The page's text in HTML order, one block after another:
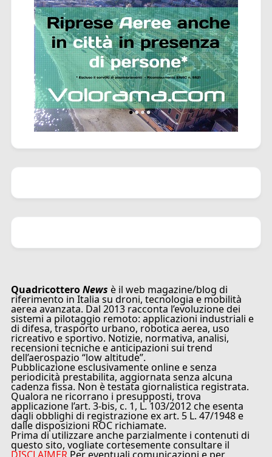
QuadricotteroNews è il web magazine/blog di
riferimento in Italia su droni, tecnologia e mobilità
aerea avanzata. Dal 2013 racconta l’evoluzione dei
sistemi a pilotaggio remoto: applicazioni industriali e
di difesa, trasporto urbano, robotica aerea, uso
ricreativo e sportivo. Notizie, normativa, analisi,
recensioni tecniche e anticipazioni sui trend
dell’aerospazio “low altitude”.
Pubblicazione esclusivamente online e senza
periodicità prestabilita, aggiornata senza alcuna
cadenza fissa. Non è testata giornalistica registrata.
Qualora ne ricorrano i presupposti, trova
applicazione l’art. 3-bis, c. 1, L. 103/2012 che esenta
dagli obblighi di registrazione ex art. 5 L. 47/1948 e
dalle disposizioni ROC richiamate.
Prima di utilizzare anche parzialmente i contenuti di
questo sito, vogliate cortesemente consultare il